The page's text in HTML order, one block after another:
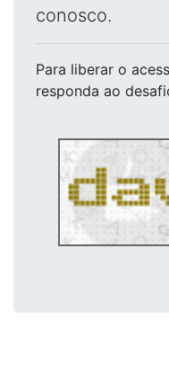
conosco.
Para liberar o
responda ao